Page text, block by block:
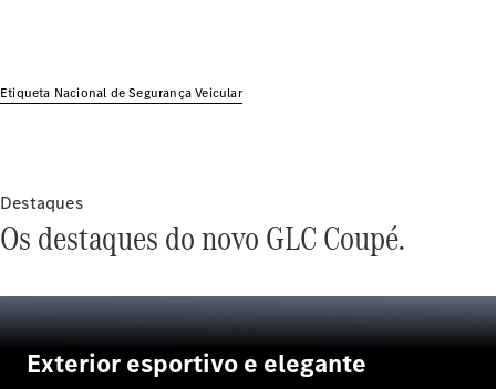
Todos os
EQE
Sedan
Classe E
Classe S
Sedan
Longo
Etiqueta Nacional de Segurança Veicular
Destaques
Os destaques do novo GLC Coupé.
Exterior esportivo e elegante